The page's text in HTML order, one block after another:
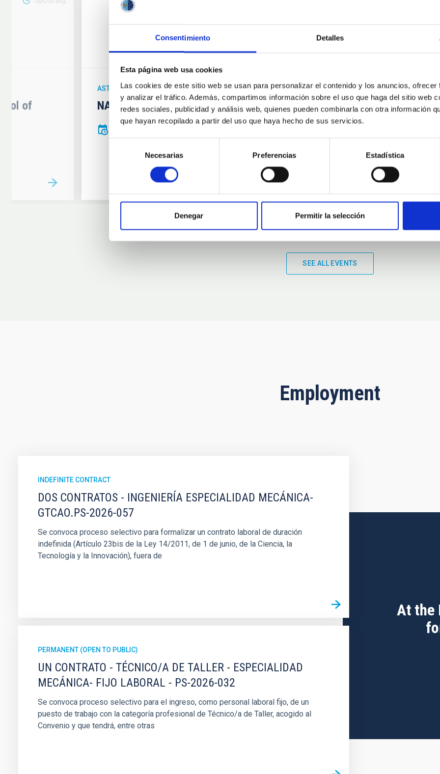
Consentimiento Detalles
Esta página web usa cookies
Las cookies de este sitio web se usan para personalizar el contenido y los anuncios,
y analizar el tráfico. Además, compartimos información sobre el uso que haga del sitio web
redes sociales, publicidad y análisis web, quienes pueden combinarla con otra información
que hayan recopilado a partir del uso que haya hecho de sus servicios.
consentimiento
Necesarias Preferencias Estadística
Denegar Permitir la selección
of
08
AUG 26
11
AUG 26
ASTRONOMICAL EVENT
NATE en Palencia - Eclipse Agosto 2026
10
CONFERENCE
Substellar
SEE ALL EVENTS
Employment
INDEFINITE CONTRACT
DOS CONTRATOS - INGENIERÍA ESPECIALIDAD MECÁNICA-
GTCAO.PS-2026-057
Se convoca proceso selectivo para formalizar un contrato laboral de duración
indefinida (Artículo 23bis de la Ley 14/2011, de 1 de junio, de la Ciencia, la
Tecnología y la Innovación), fuera de
PERMANENT (OPEN TO PUBLIC)
UN CONTRATO - TÉCNICO/A DE TALLER - ESPECIALIDAD
MECÁNICA- FIJO LABORAL - PS-2026-032
Se convoca proceso selectivo para el ingreso, como personal laboral fijo, de un
puesto de trabajo con la categoría profesional de Técnico/a de Taller, acogido al
Convenio y que tendrá, entre otras
At the